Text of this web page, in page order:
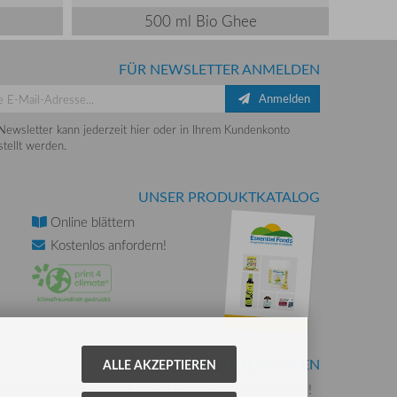
500 ml Bio Ghee
FÜR NEWSLETTER ANMELDEN
Anmelden
kann jederzeit hier oder in Ihrem Kundenkonto
werden.
UNSER PRODUKTKATALOG
Online blättern
Kostenlos anfordern!
KUNDENMEINUNGEN
genial wie schnell meine Bestellung vor Ort war!!!
ALLE AKZEPTIEREN